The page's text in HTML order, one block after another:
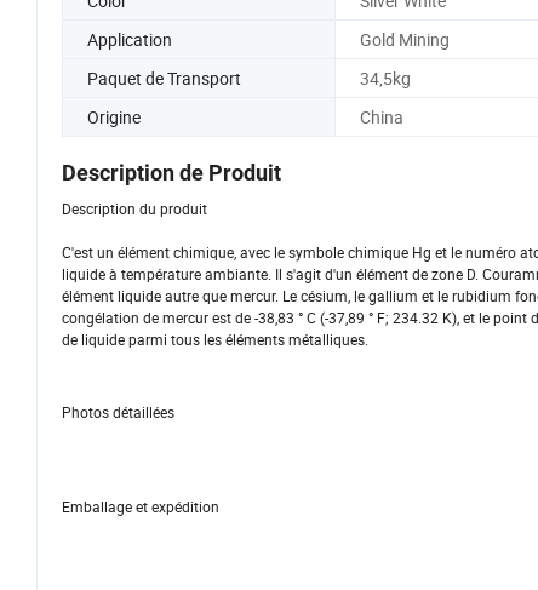
Application
Gold Mining
Paquet de Transport
34,5kg
Origine
China
Description de Produit
Description du produit
C'est un élément chimique, avec le symbole chimique Hg et le numéro
liquide à température ambiante. Il s'agit d'un élément de zone D.
élément liquide autre que mercur. Le césium, le gallium et le rubidium
congélation de mercur est de -38,83 ° C (-37,89 ° F; 234.32 K), et le
de liquide parmi tous les éléments métalliques.
Photos détaillées
Emballage et expédition